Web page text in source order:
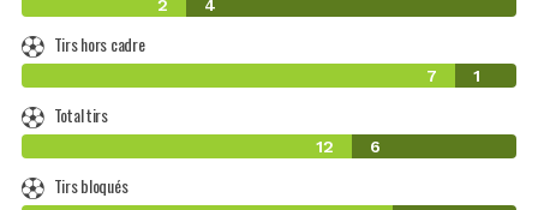
2 4
Tirs hors cadre
7 1
Total tirs
12 6
Tirs bloqués